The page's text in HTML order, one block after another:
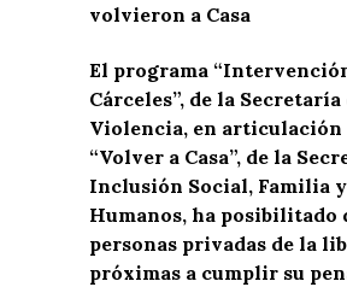
volvieron a Casa
El programa
Cárceles”, de la
Violencia, en articulación
“Volver a Casa”, de la
Inclusión Social, Familia
Humanos, ha posibilitado
personas privadas de la
próximas a cumplir su